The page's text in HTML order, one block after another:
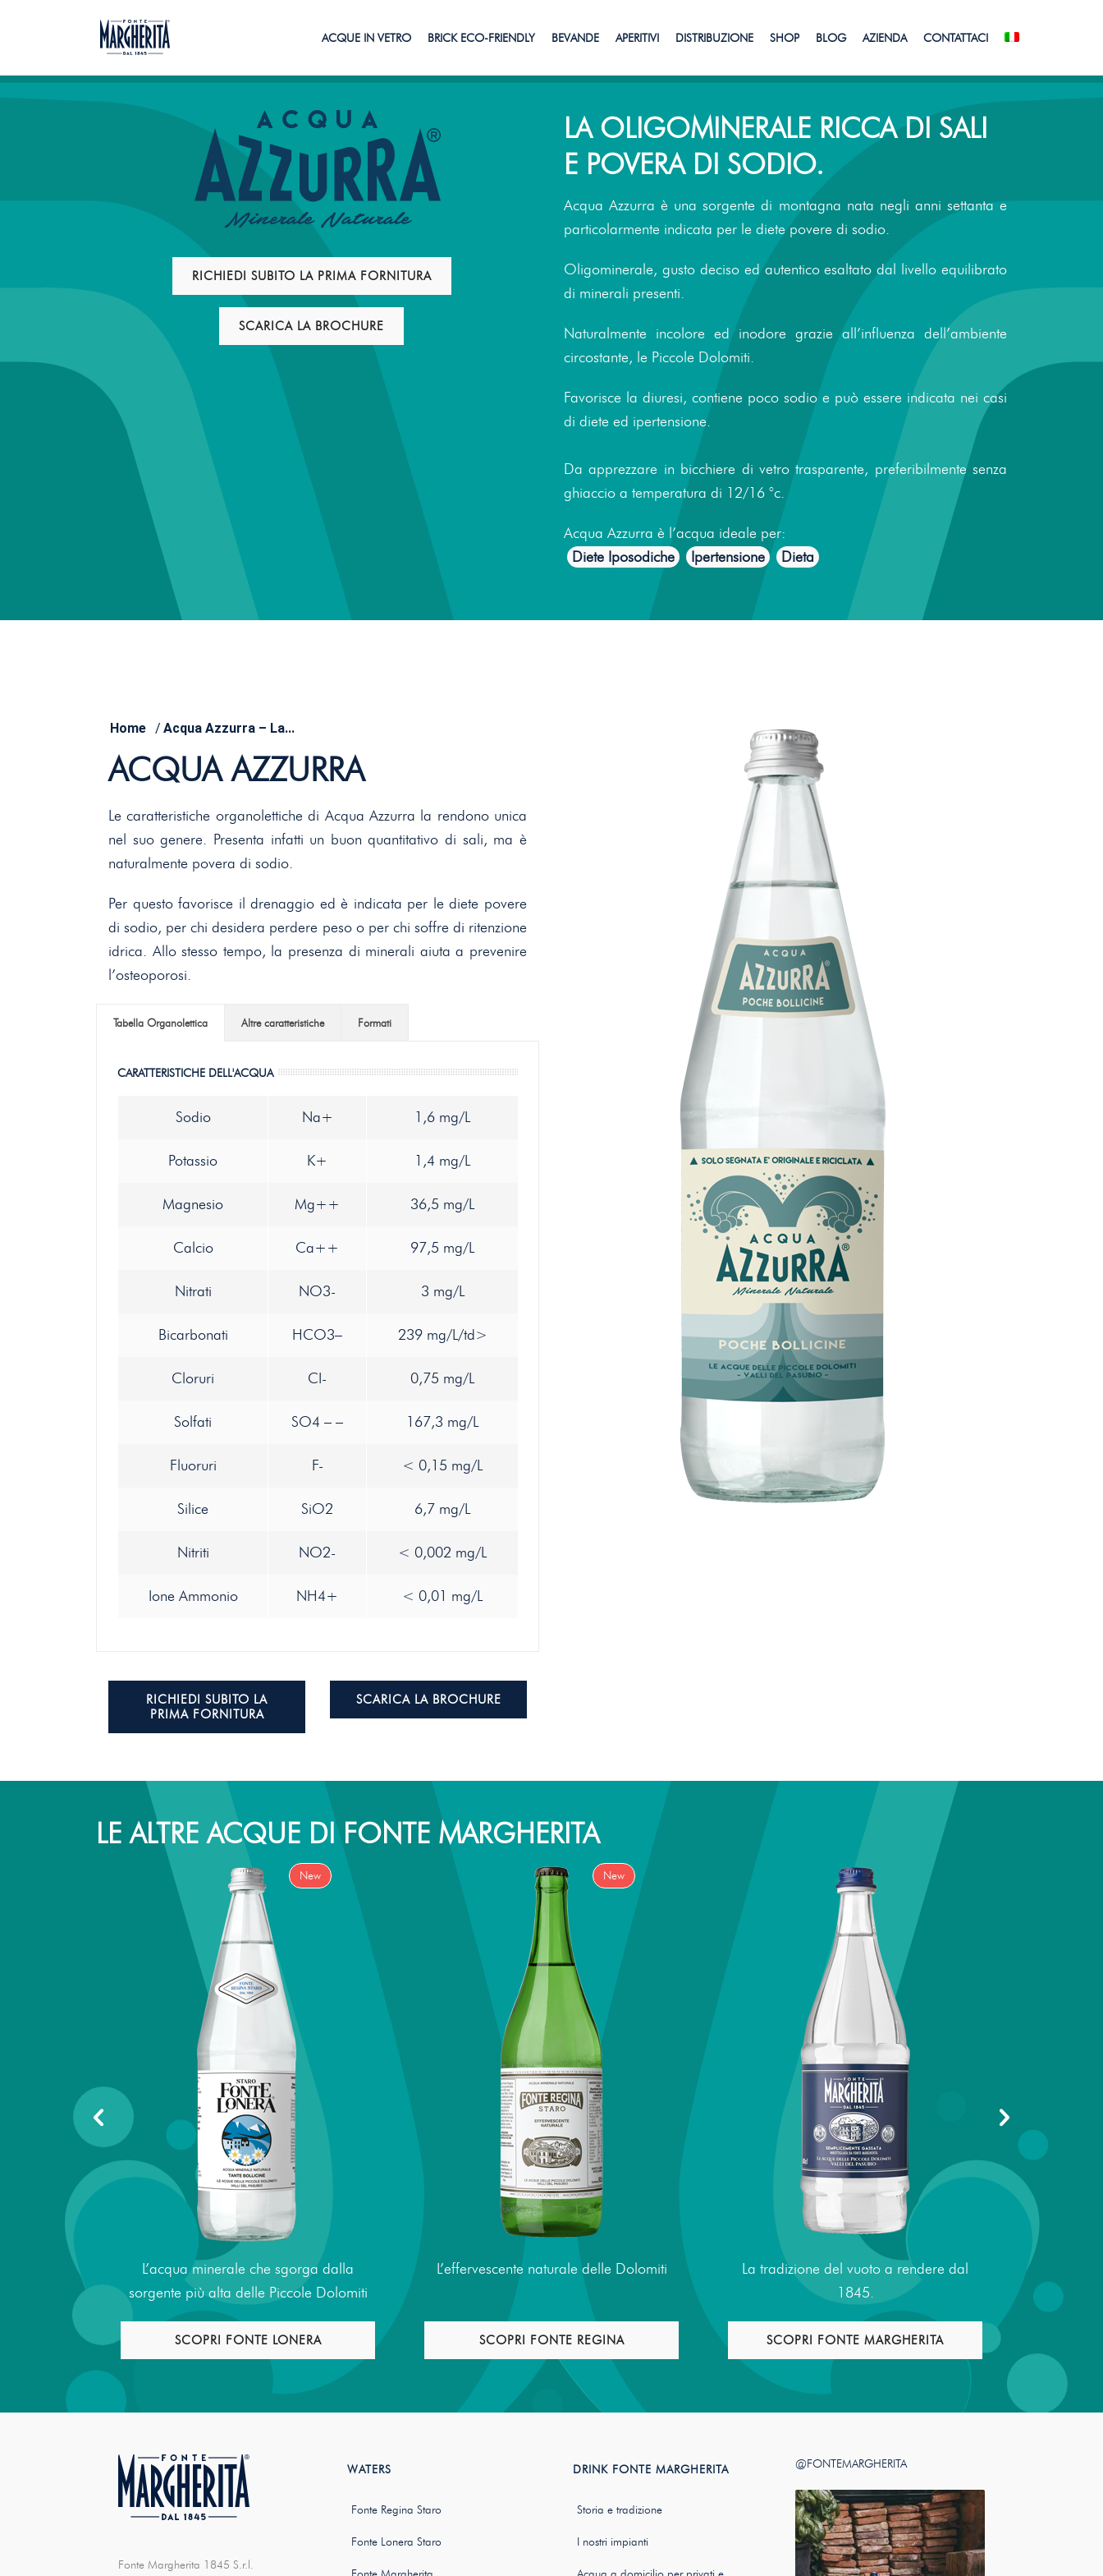
ACQUE IN VETRO BRICK ECO-FRIENDLY BEVANDE APERITIVI DISTRIBUZIONE SHOP BLOG AZIENDA CONTATTACI
RICHIEDI SUBITO LA PRIMA FORNITURA
SCARICA LA BROCHURE
LA OLIGOMINERALE RICCA DI SALI
E POVERA DI SODIO.
Acqua Azzurra è una sorgente di montagna nata negli anni settanta e
particolarmente indicata per le diete povere di sodio.
Oligominerale, gusto deciso ed autentico esaltato dal livello equilibrato
di minerali presenti.
Naturalmente incolore ed inodore grazie all’influenza dell’ambiente
circostante, le Piccole Dolomiti.
Favorisce la diuresi, contiene poco sodio e può essere indicata nei casi
di diete ed ipertensione.
Da apprezzare in bicchiere di vetro trasparente, preferibilmente senza
ghiaccio a temperatura di 12/16 °c.
Acqua Azzurra è l’acqua ideale per:
Diete Iposodiche
Ipertensione Dieta
Home / Acqua Azzurra – La...
ACQUA AZZURRA
Le caratteristiche organolettiche di Acqua Azzurra la rendono unica
nel suo genere. Presenta infatti un buon quantitativo di sali, ma è
naturalmente povera di sodio.
Per questo favorisce il drenaggio ed è indicata per le diete povere
di sodio, per chi desidera perdere peso o per chi soffre di ritenzione
idrica. Allo stesso tempo, la presenza di minerali aiuta a prevenire
l’osteoporosi.
Tabella Organolettica Altre caratteristiche Formati
CARATTERISTICHE DELL'ACQUA
Sodio Na+ 1,6 mg/L
Potassio K+ 1,4 mg/L
Magnesio Mg++ 36,5 mg/L
Calcio Ca++ 97,5 mg/L
Nitrati NO3- 3 mg/L
Bicarbonati HCO3– 239 mg/L/td>
Cloruri CI- 0,75 mg/L
Solfati SO4 – – 167,3 mg/L
Fluoruri F- < 0,15 mg/L
Silice SiO2 6,7 mg/L
Nitriti NO2- < 0,002 mg/L
Ione Ammonio NH4+ < 0,01 mg/L
RICHIEDI SUBITO LA
PRIMA FORNITURA
SCARICA LA BROCHURE
LE ALTRE ACQUE DI FONTE MARGHERITA
L’acqua minerale che sgorga dalla
sorgente più alta delle Piccole Dolomiti
SCOPRI FONTE LONERA
L’effervescente naturale delle Dolomiti
SCOPRI FONTE REGINA
La tradizione del vuoto a rendere dal
1845.
SCOPRI FONTE MARGHERITA
Fonte Margherita 1845 S.r.l.
WATERS
Fonte Regina Staro
Fonte Lonera Staro
DRINK FONTE MARGHERITA
Storia e tradizione
I nostri impianti
@FONTEMARGHERITA